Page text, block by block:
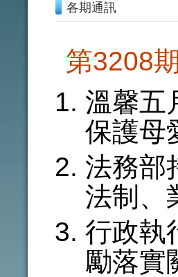
各期通訊
第3208
溫馨五
保護母
法務部
法制、
行政執
勵落實